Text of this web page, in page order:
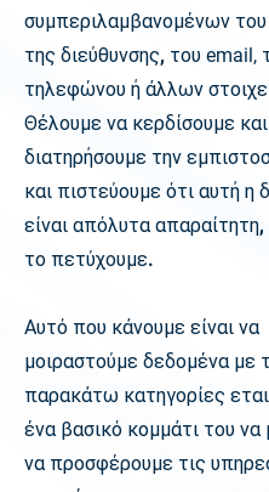
συμπεριλαμβανομένων
της διεύθυνσης, του email,
τηλεφώνου ή άλλων
Θέλουμε να κερδίσουμε
διατηρήσουμε την
και πιστεύουμε ότι αυτή η
είναι απόλυτα
το πετύχουμε.
Αυτό που κάνουμε είναι να
μοιραστούμε δεδομένα με
παρακάτω κατηγορίες
ένα βασικό κομμάτι του
να προσφέρουμε τις